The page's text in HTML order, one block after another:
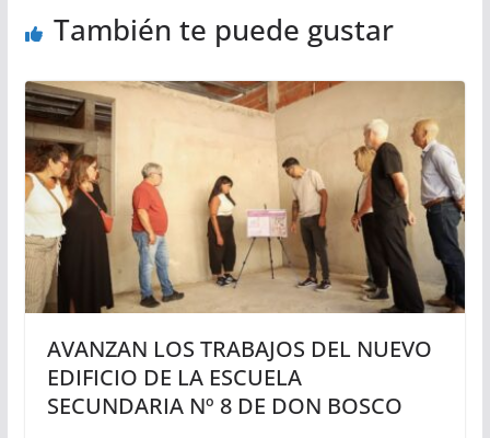
También te puede gustar
AVANZAN LOS TRABAJOS DEL NUEVO
EDIFICIO DE LA ESCUELA
SECUNDARIA Nº 8 DE DON BOSCO